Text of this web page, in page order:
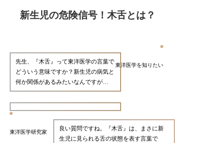
新生児の危険信号！木舌とは？
東洋医学を知りたい
先生、『木舌』って東洋医学の言葉で
どういう意味ですか？新生児の病気と
何か関係があるみたいなんですが…
東洋医学研究家
良い質問ですね。『木舌』は、まさに新
生児に見られる舌の状態を表す言葉で